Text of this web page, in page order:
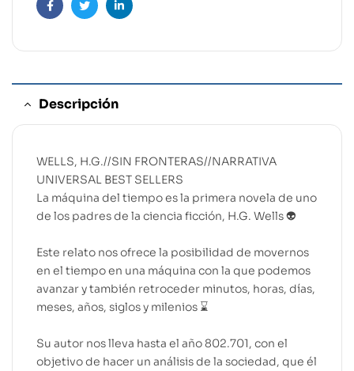
FacebookTwitterLinkedin
Descripción
WELLS, H.G.//SIN FRONTERAS//NARRATIVA
UNIVERSAL BEST SELLERS
La máquina del tiempo es la primera novela de uno
de los padres de la ciencia ficción, H.G. Wells 👽
Este relato nos ofrece la posibilidad de movernos
en el tiempo en una máquina con la que podemos
avanzar y también retroceder minutos, horas, días,
meses, años, siglos y milenios ⌛
Su autor nos lleva hasta el año 802.701, con el
objetivo de hacer un análisis de la sociedad, que él